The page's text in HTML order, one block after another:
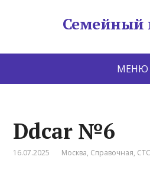
Семейный
МЕНЮ
Ddcar №6
16.07.2025 Москва, Справочная,